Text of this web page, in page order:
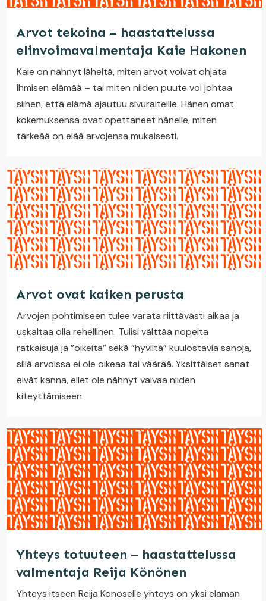
Arvot tekoina – haastattelussa
elinvoimavalmentaja Kaie Hakonen
Kaie on nähnyt läheltä, miten arvot voivat ohjata
ihmisen elämää – tai miten niiden puute voi johtaa
siihen, että elämä ajautuu sivuraiteille. Hänen omat
kokemuksensa ovat opettaneet hänelle, miten
tärkeää on elää arvojensa mukaisesti.
Arvot ovat kaiken perusta
Arvojen pohtimiseen tulee varata riittävästi aikaa ja
uskaltaa olla rehellinen. Tulisi välttää nopeita
ratkaisuja ja ”oikeita” sekä ”hyviltä” kuulostavia sanoja,
sillä arvoissa ei ole oikeaa tai väärää. Yksittäiset sanat
eivät kanna, ellet ole nähnyt vaivaa niiden
kiteyttämiseen.
Yhteys totuuteen – haastattelussa
valmentaja Reija Könönen
Yhteys itseen Reija Könöselle yhteys on yksi elämän